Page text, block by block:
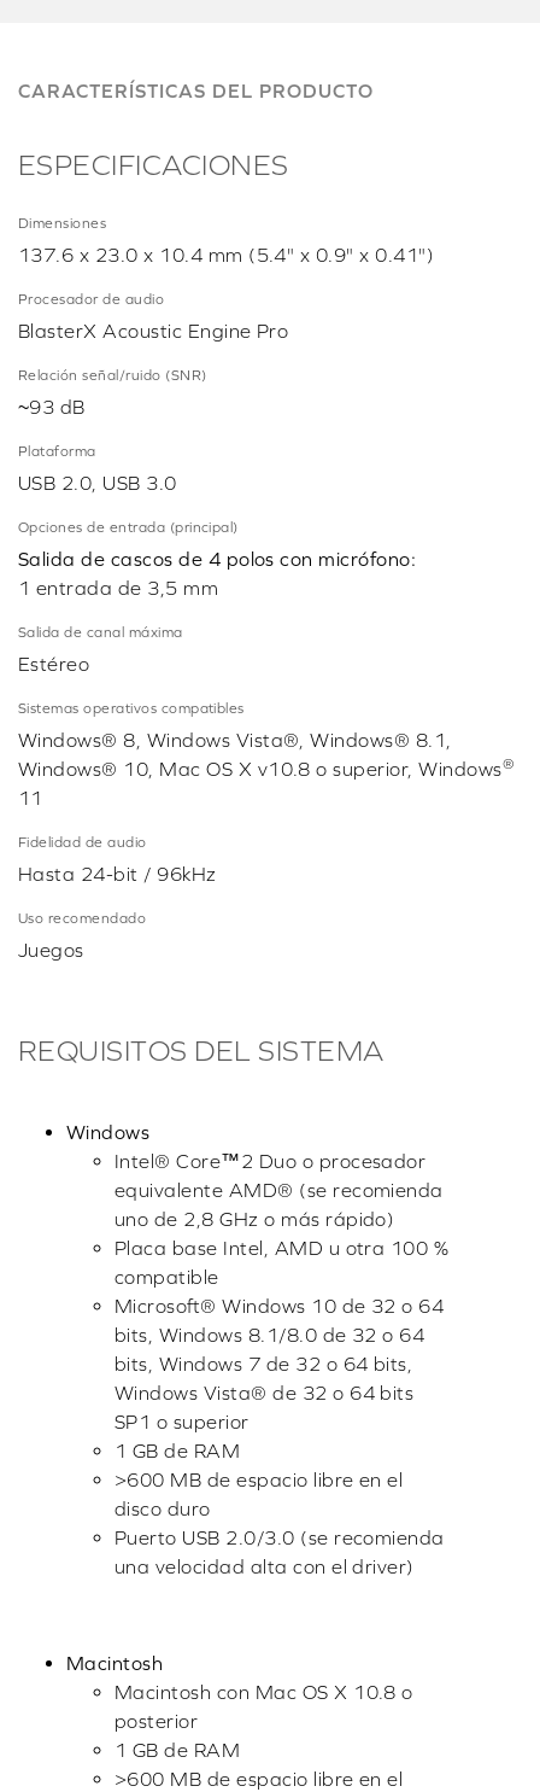
CARACTERÍSTICAS DEL PRODUCTO
ESPECIFICACIONES
Dimensiones
137.6 x 23.0 x 10.4 mm (5.4" x 0.9" x 0.41")
Procesador de audio
BlasterX Acoustic Engine Pro
Relación señal/ruido (SNR)
~93 dB
Plataforma
USB 2.0, USB 3.0
Opciones de entrada (principal)
Salida de cascos de 4 polos con micrófono:
1 entrada de 3,5 mm
Salida de canal máxima
Estéreo
Sistemas operativos compatibles
Windows® 8, Windows Vista®, Windows® 8.1,
Windows® 10, Mac OS X v10.8 o superior, Windows®
11
Fidelidad de audio
Hasta 24-bit / 96kHz
Uso recomendado
Juegos
REQUISITOS DEL SISTEMA
Windows
Intel® Core™2 Duo o procesador
equivalente AMD® (se recomienda
uno de 2,8 GHz o más rápido)
Placa base Intel, AMD u otra 100 %
compatible
Microsoft® Windows 10 de 32 o 64
bits, Windows 8.1/8.0 de 32 o 64
bits, Windows 7 de 32 o 64 bits,
Windows Vista® de 32 o 64 bits
SP1 o superior
1 GB de RAM
>600 MB de espacio libre en el
disco duro
Puerto USB 2.0/3.0 (se recomienda
una velocidad alta con el driver)
Macintosh
Macintosh con Mac OS X 10.8 o
posterior
1 GB de RAM
>600 MB de espacio libre en el